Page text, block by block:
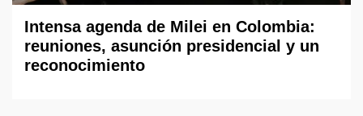
Intensa agenda de Milei en Colombia:
reuniones, asunción presidencial y un
reconocimiento